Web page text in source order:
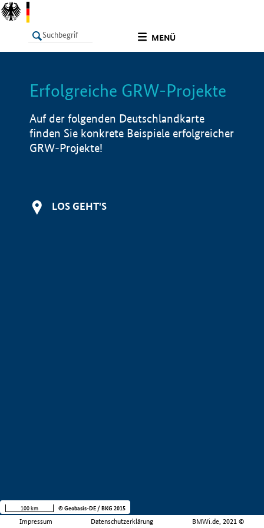
MENÜ
LISTE Info
Erfolgreiche GRW-Projekte
Auf der folgenden Deutschlandkarte
finden Sie konkrete Beispiele erfolgreicher
GRW-Projekte!
LOS GEHT'S
Impressum Datenschutzerklärung BMWi.de, 2021 ©
100 km © Geobasis-DE / BKG 2015